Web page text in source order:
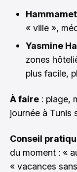
« ville »,
Yasmine
zones
plus facile,
À faire : plage,
journée à Tunis
Conseil
du moment : «
« vacances